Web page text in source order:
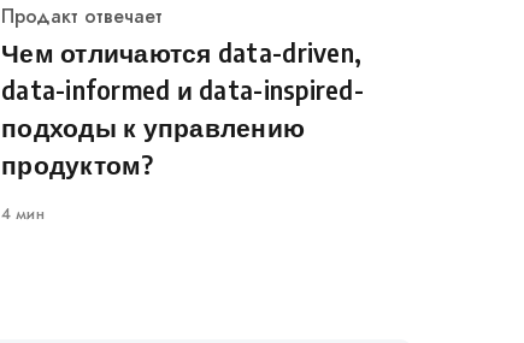
Категория
Продакт отвечает
Чем отличаются data-driven,
data-informed и data-inspired-
подходы к управлению
продуктом?
4 мин